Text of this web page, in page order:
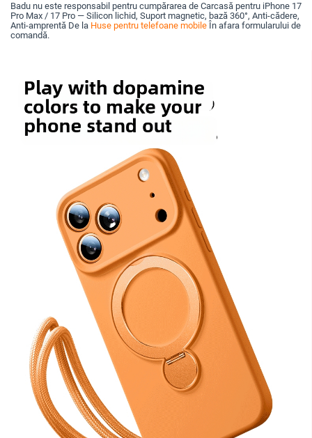
Badu nu este responsabil pentru cumpărarea de Carcasă pentru iPhone 17
Pro Max / 17 Pro — Silicon lichid, Suport magnetic, bază 360°, Anti-cădere,
Anti-amprentă De la Huse pentru telefoane mobile În afara formularului de
comandă.